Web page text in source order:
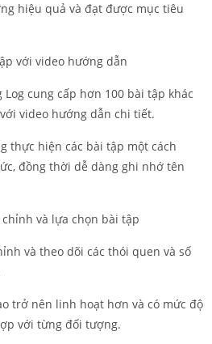
hiệu quả và đạt được mục tiêu
với video hướng dẫn
cung cấp hơn 100 bài tập khác
video hướng dẫn chi tiết.
thực hiện các bài tập một cách
đồng thời dễ dàng ghi nhớ tên
và lựa chọn bài tập
và theo dõi các thói quen và số
trở nên linh hoạt hơn và có mức độ
với từng đối tượng.